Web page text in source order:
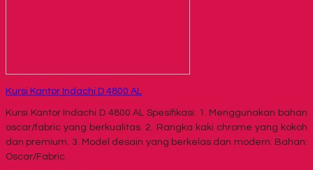
Kursi Kantor Indachi D 4800 AL
Kursi Kantor Indachi D 4800 AL Spesifikasi: 1. Menggunakan bahan
oscar/fabric yang berkualitas. 2. Rangka kaki chrome yang kokoh
dan premium. 3. Model desain yang berkelas dan modern. Bahan:
Oscar/Fabric